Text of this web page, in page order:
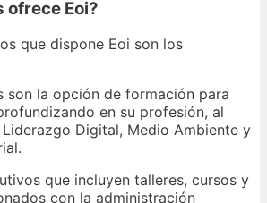
ofrece Eoi?
que dispone Eoi son los
son la opción de formación para
en su profesión, al
Digital, Medio Ambiente y
que incluyen talleres, cursos y
con la administración